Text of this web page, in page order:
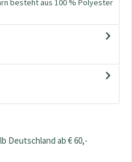
besteht aus 100 % Polyester
Deutschland ab € 60,-